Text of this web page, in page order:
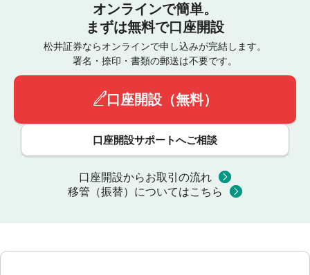
オンラインで簡単。
まずは無料で口座開設
松井証券ならオンラインで申し込みが完結します。
署名・捺印・書類の郵送は不要です。
口座開設（無料）
口座開設サポートへご相談
口座開設からお取引の流れ
移管（振替）についてはこちら